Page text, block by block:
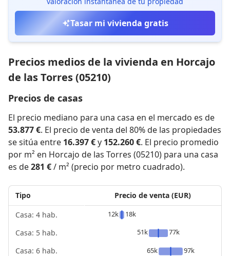
Tasar mi vivienda gratis
Precios medios de la vivienda en Horcajo
de las Torres (05210)
Precios de casas
El precio mediano para una casa en el mercado es de
53.877 €. El precio de venta del 80% de las propiedades
se sitúa entre 16.397 €y 152.260 €. El precio promedio
por m² en Horcajo de las Torres (05210) para una casa
es de281 €/ m² (precio por metro cuadrado).
Tipo
Casa: 4 hab.
Casa: 5 hab.
Casa: 6 hab.
Precio de venta (EUR)
12k
18k
51k
77k
65k
97k